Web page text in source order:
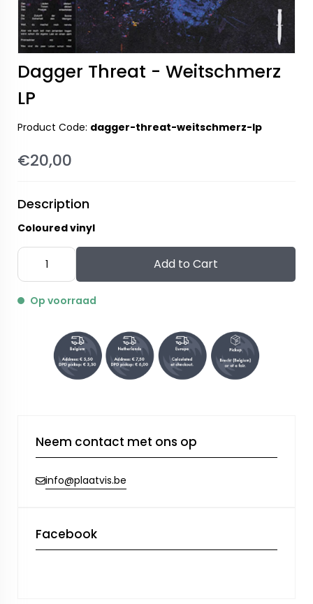
Dagger Threat - Weitschmerz
LP
Product Code: dagger-threat-weitschmerz-lp
€20,00
Description
Coloured vinyl
Add to Cart
Op voorraad
Neem contact met ons op
info@plaatvis.be
Facebook